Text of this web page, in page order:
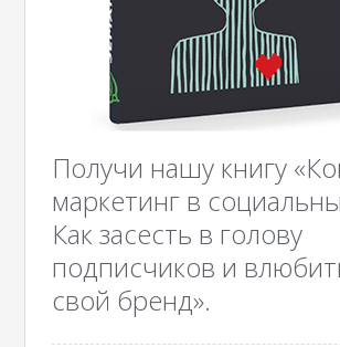
Получи нашу книгу
маркетинг в
Как засесть в голову
подписчиков и
свой бренд».